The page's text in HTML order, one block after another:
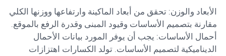
الأبعاد والوزن: تحقق من أبعاد الماكينة وارتفاعها ووزنها الكلي
مقارنة بتصميم الأساسات وقيود المبنى وقدرة الرفع بالموقع.
أحمال الأساسات: يجب أن يوفر المورد بيانات الأحمال
الديناميكية لتصميم الأساسات. تولد الكسارات اهتزازات